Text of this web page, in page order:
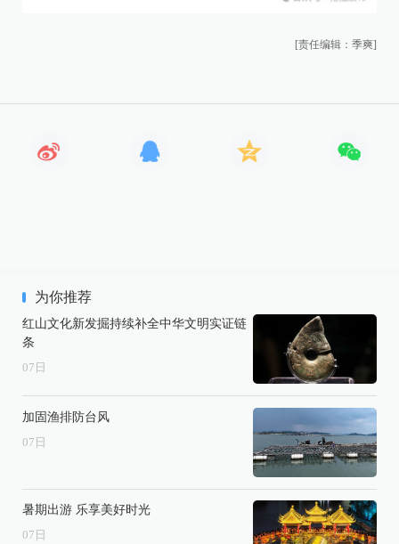
[责任编辑：季爽]
为你推荐
红山文化新发掘持续补全中华文明实证链
条
07 日
加固渔排防台风
07 日
暑期出游 乐享美好时光
07 日